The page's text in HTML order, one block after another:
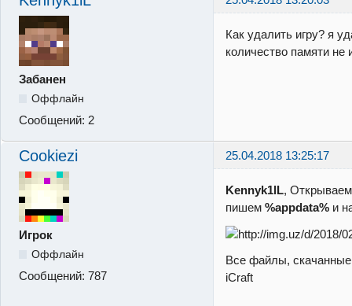
Забанен
Оффлайн
Сообщений: 2
Как удалить игру? я
количество памяти не
Cookiezi 25.04.2018 13:25:17
Игрок
Оффлайн
Сообщений: 787
Kennyk1lL,
пишем %appdata% и
Все файлы, скачанные
iCraft